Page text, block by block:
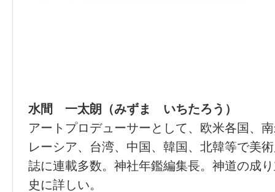
水間 一太朗（みずま いちたろう）
アートプロデューサーとして、欧米各国、
レーシア、台湾、中国、韓国、北韓等で美
誌に連載多数。神社年鑑編集長。神道の成
史に詳しい。